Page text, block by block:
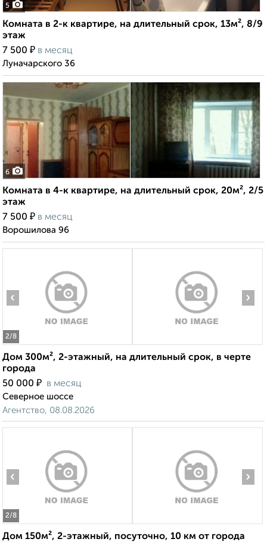
5
Комната в 2-к квартире, на длительный срок, 13м², 8/9
этаж
7 500 ₽ в месяц
Луначарского 36
6
Комната в 4-к квартире, на длительный срок, 20м², 2/5
этаж
7 500 ₽ в месяц
Ворошилова 96
2/8
‹ ›
Дом 300м², 2-этажный, на длительный срок, в черте
города
50 000 ₽ в месяц
Северное шоссе
Агентство, 08.08.2026
2/8
‹ ›
Дом 150м², 2-этажный, посуточно, 10 км от города